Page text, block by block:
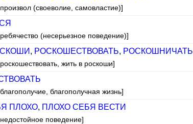
(своеволие, самовластие)]
(несерьезное поведение)]
, РОСКОШЕСТВОВАТЬ, РОСКОШНИЧАТЬ
жить в роскоши]
благополучная жизнь]
ПЛОХО, ПЛОХО СЕБЯ ВЕСТИ
поведение]